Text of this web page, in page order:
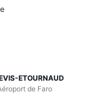
ETOURNAUD
de Faro